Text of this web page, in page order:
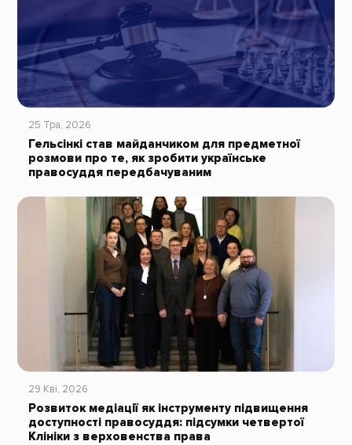
25 Тра, 2026
Гельсінкі став майданчиком для предметної
розмови про те, як зробити українське
правосуддя передбачуваним
29 Кві, 2026
Розвиток медіації як інструменту підвищення
доступності правосуддя: підсумки четвертої
Клініки з верховенства права